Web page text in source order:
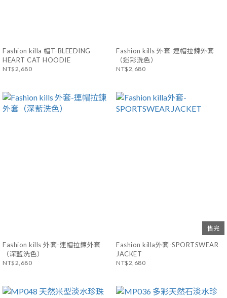
Fashion killa 帽T-BLEEDING
HEART CAT HOODIE
NT$2,680
Fashion kills 外套-連帽拉鍊外套
（迷彩洗色）
NT$2,680
Fashion kills 外套-連帽拉鍊外套
（深藍洗色）
NT$2,680
售完
Fashion killa外套-SPORTSWEAR
JACKET
NT$2,680